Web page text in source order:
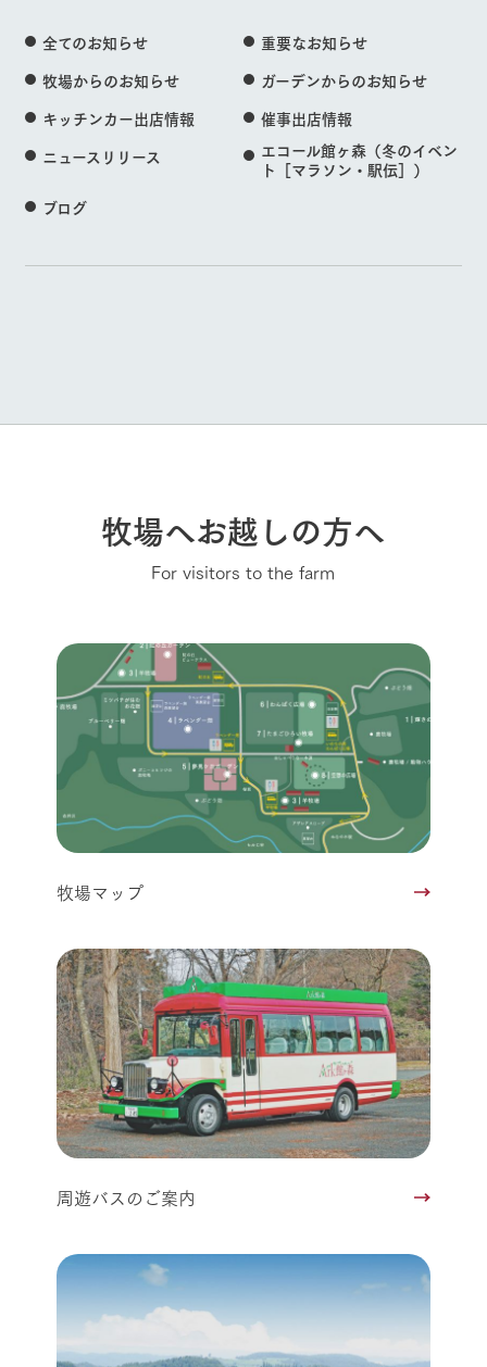
全てのお知らせ
重要なお知らせ
牧場からのお知らせ
ガーデンからのお知らせ
キッチンカー出店情報
催事出店情報
ニュースリリース
エコール館ヶ森（冬のイベン
ト［マラソン・駅伝］）
ブログ
牧場へお越しの方へ
For visitors to the farm
牧場マップ
周遊バスのご案内